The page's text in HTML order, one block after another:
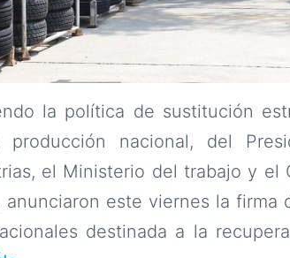
la política de sustitución
nacional, del
el Ministerio del trabajo y el
anunciaron este viernes la
destinada a la